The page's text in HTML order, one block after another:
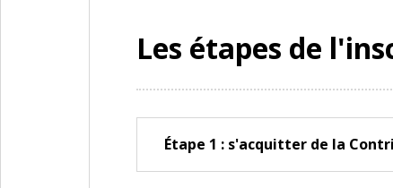
Les étapes de
Étape 1 : s'acquitter de la